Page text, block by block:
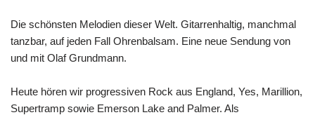
Die schönsten Melodien dieser Welt. Gitarrenhaltig, manchmal
tanzbar, auf jeden Fall Ohrenbalsam. Eine neue Sendung von
und mit Olaf Grundmann.
Heute hören wir progressiven Rock aus England, Yes, Marillion,
Supertramp sowie Emerson Lake and Palmer. Als